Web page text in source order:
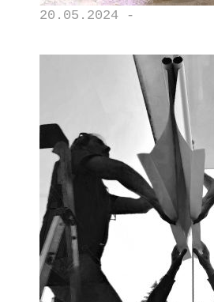
20.05.2024 -